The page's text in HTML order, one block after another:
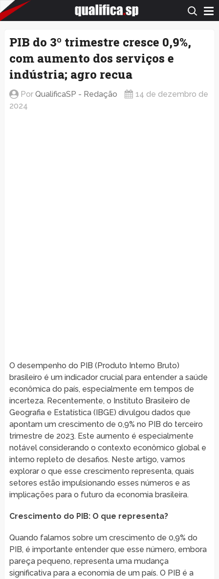
QualificaSP.com
PIB do 3º trimestre cresce 0,9%,
com aumento dos serviços e
indústria; agro recua
Por QualificaSP - Redação
14 de dezembro de
2024
O desempenho do PIB (Produto Interno Bruto)
brasileiro é um indicador crucial para entender a saúde
econômica do país, especialmente em tempos de
incerteza. Recentemente, o Instituto Brasileiro de
Geografia e Estatística (IBGE) divulgou dados que
apontam um crescimento de 0,9% no PIB do terceiro
trimestre de 2023. Este aumento é especialmente
notável considerando o contexto econômico global e
interno repleto de desafios. Neste artigo, vamos
explorar o que esse crescimento representa, quais
setores estão impulsionando esses números e as
implicações para o futuro da economia brasileira.
Crescimento do PIB: O que representa?
Quando falamos sobre um crescimento de 0,9% do
PIB, é importante entender que esse número, embora
pareça pequeno, representa uma mudança
significativa para a economia de um país. O PIB é a